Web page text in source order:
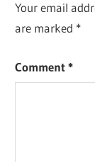
Your email
are marked *
Comment*